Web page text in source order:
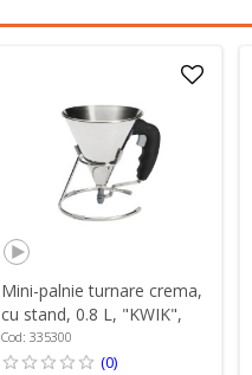
Mini-palnie turnare crema,
cu stand, 0.8 L, "KWIK",
Negru - de Buyer
Cod: 335300
(0)